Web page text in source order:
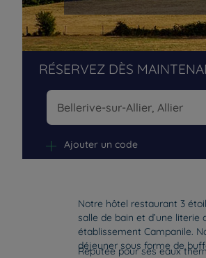
RÉSERVEZ DÈS
Ajouter un code
Notre hôtel restaurant 3
salle de bain et d’une
établissement Campanile.
déjeuner sous forme de
Réputée pour ses eaux